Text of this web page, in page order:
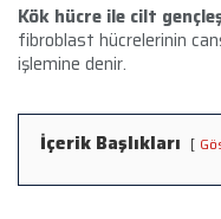
Kök hücre ile cilt
fibroblast hücrelerinin
işlemine denir.
İçerik Başlıkları